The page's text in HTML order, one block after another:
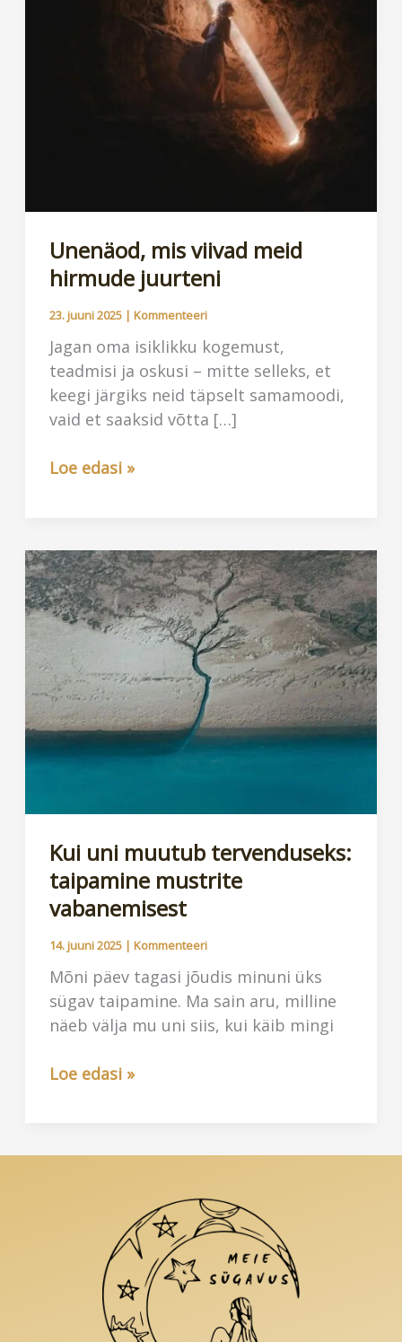
Unenäod, mis viivad meid
hirmude juurteni
23. juuni 2025 | Kommenteeri
Jagan oma isiklikku kogemust,
teadmisi ja oskusi – mitte selleks, et
keegi järgiks neid täpselt samamoodi,
vaid et saaksid võtta […]
Unenäod,
hirmude
juurteni
Loe edasi »
Kui uni muutub tervenduseks:
taipamine mustrite
vabanemisest
14. juuni 2025 | Kommenteeri
Mõni päev tagasi jõudis minuni üks
sügav taipamine. Ma sain aru, milline
näeb välja mu uni siis, kui käib mingi
Kui
vabanemisest
Loe edasi »